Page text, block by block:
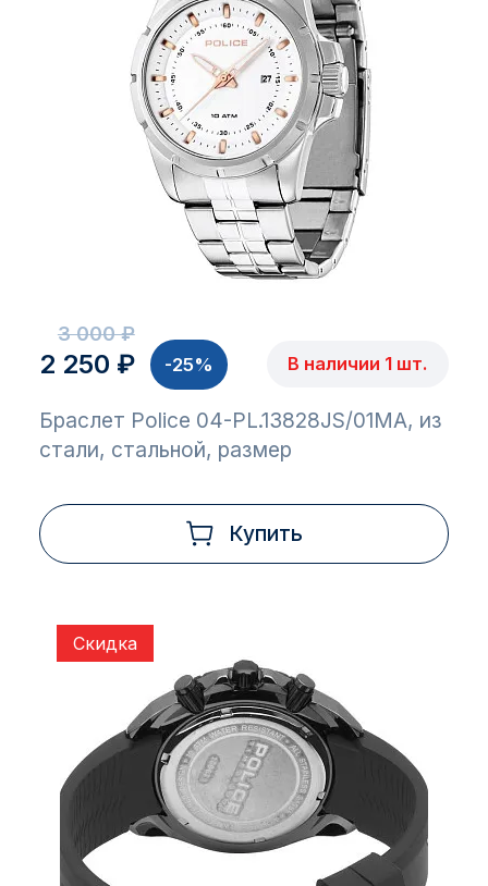
2 250 ₽
3 000 ₽
-25% В наличии 1 шт.
Браслет Police 04-PL.13828JS/01MA, из
стали, стальной, размер
Купить
Скидка